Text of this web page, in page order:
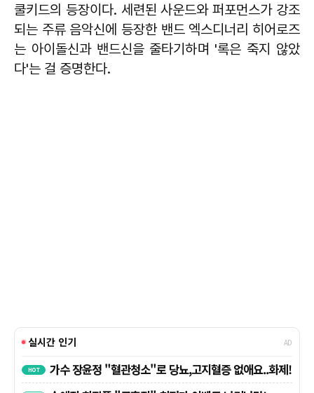
쿨키드의 등장이다. 세련된 사운드와 퍼포먼스가 강조
되는 주류 음악신에 등장한 밴드 엑스디너리 히어로즈
는 아이돌신과 밴드신을 줄타기하며 '록은 죽지 않았
다'는 걸 증명한다.